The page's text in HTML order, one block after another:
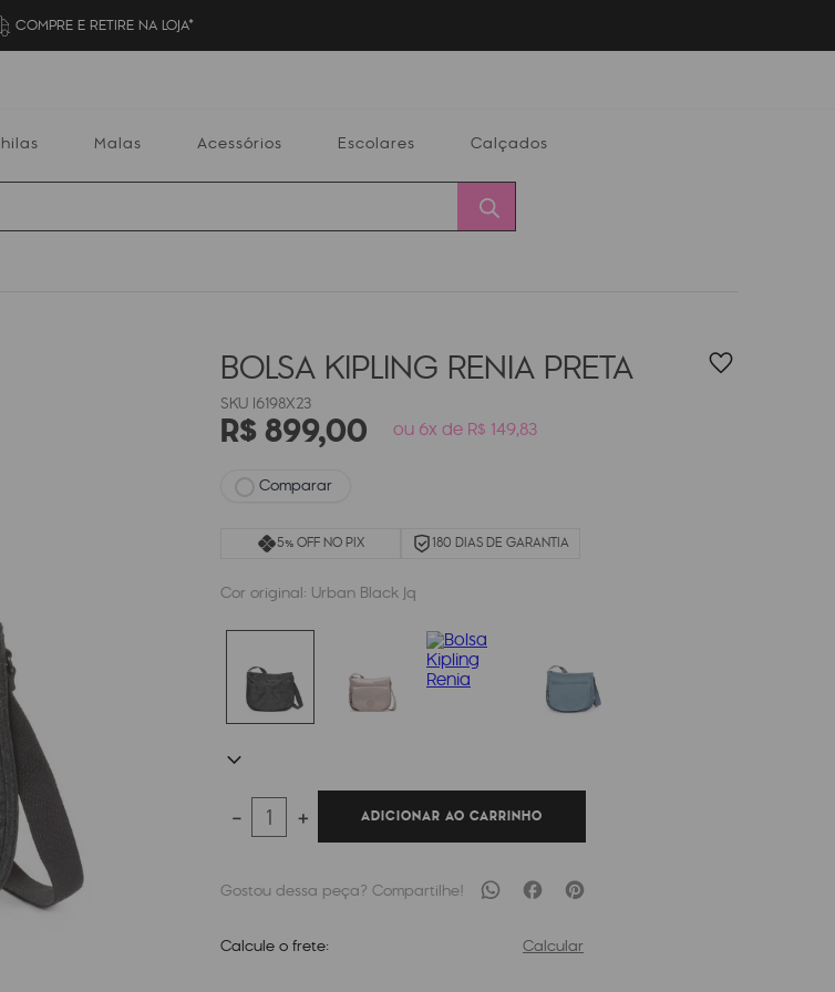
COMPRE E RETIRE NA LOJA*
Malas Acessórios Escolares Calçados
BOLSA KIPLING RENIA PRETA
I6198X23
R$899,00 ou 6x de R$ 149,83
Comparar
5% OFF NO PIX 180 DIAS DE GARANTIA
Cor original: Urban Black Jq
＋
－ ADICIONAR AO CARRINHO
Calcule o frete: Calcular